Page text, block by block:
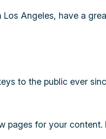
Angeles, have a
to the public ever
pages for your content.